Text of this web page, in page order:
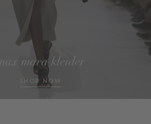
mara kleider
SHOP NOW